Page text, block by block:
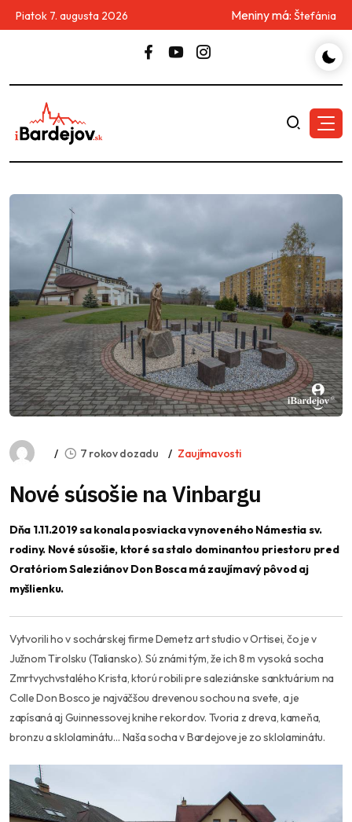
Piatok 7. augusta 2026 Meniny má: Štefánia
7 rokov dozadu Zaujímavosti
Nové súsošie na Vinbargu
Dňa 1.11.2019 sa konala posviacka vynoveného Námestia sv.
rodiny. Nové súsošie, ktoré sa stalo dominantou priestoru pred
Oratóriom Saleziánov Don Bosca má zaujímavý pôvod aj
myšlienku.
Vytvorili ho v sochárskej firme Demetz art studio v Ortisei, čo je v
Južnom Tirolsku (Taliansko). Sú známi tým, že ich 8 m vysoká socha
Zmrtvychvstalého Krista, ktorú robili pre saleziánske sanktuárium na
Colle Don Bosco je najväčšou drevenou sochou na svete, a je
zapísaná aj Guinnessovej knihe rekordov. Tvoria z dreva, kameňa,
bronzu a sklolaminátu… Naša socha v Bardejove je zo sklolaminátu.